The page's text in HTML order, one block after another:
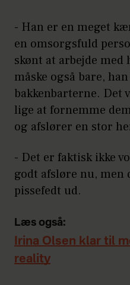
- Han er en meget
en omsorgsfuld
skønt at arbejde
måske også bare,
bakkenbarterne. Det
lige at fornemme
og afslører en stor
- Det er faktisk ikke
godt afsløre nu, men
pissefedt ud.
Læs også:
Irina Olsen klar til
reality